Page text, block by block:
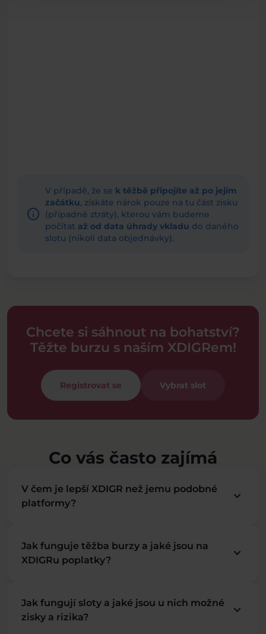
info
V případě, že se k těžbě připojíte až po jejím
začátku, získáte nárok pouze na tu část zisku
(případně ztráty), kterou vám budeme
počítat až od data úhrady vkladu do daného
slotu (nikoli data objednávky).
Chcete si sáhnout na bohatství?
Těžte burzu s naším XDIGRem!
Registrovat se Vybrat slot
Co vás často zajímá
V čem je lepší XDIGR než jemu podobné
platformy?
keyboard_arrow_down
Jak funguje těžba burzy a jaké jsou na
XDIGRu poplatky?
keyboard_arrow_down
Jak fungují sloty a jaké jsou u nich možné
zisky a rizika?
keyboard_arrow_down